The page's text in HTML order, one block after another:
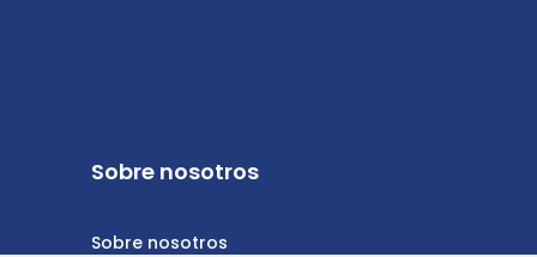
Sobre nosotros
Sobre nosotros